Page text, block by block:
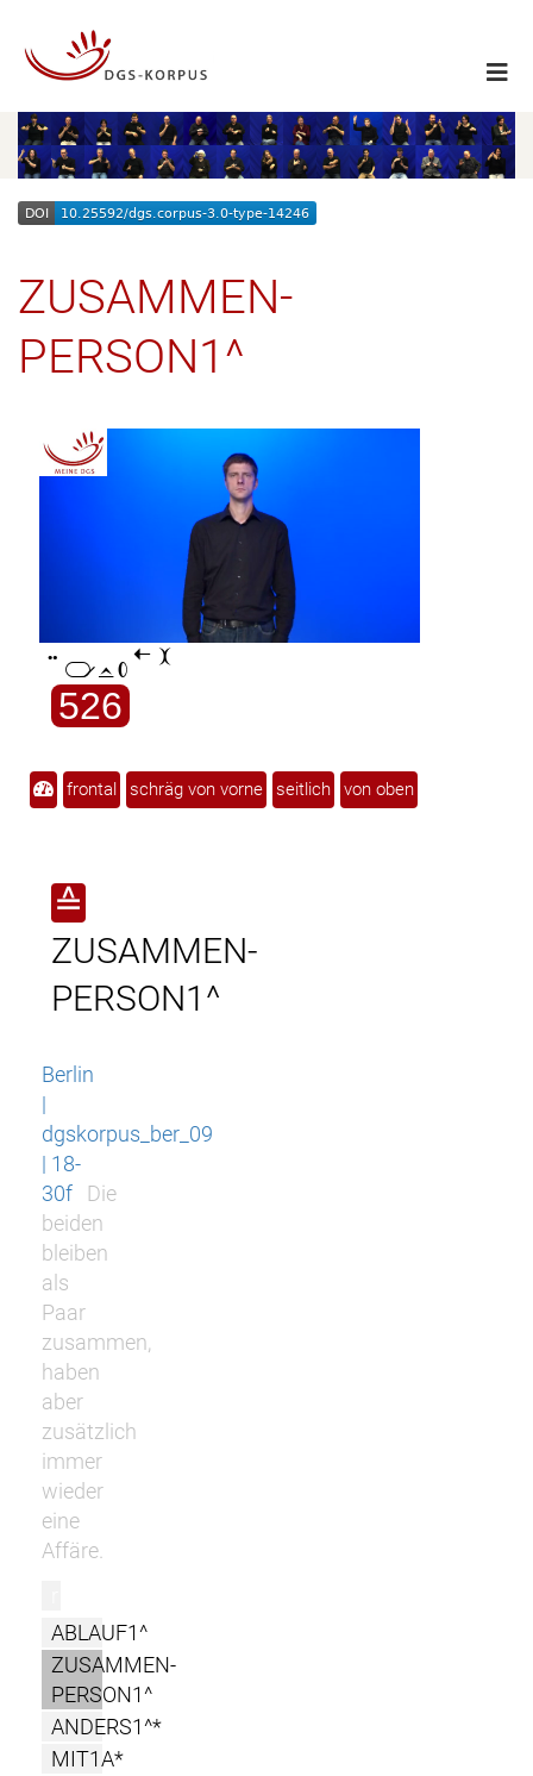
ZUSAMMEN-
PERSON1^

526
frontal schräg von vorne seitlich von oben
≙
ZUSAMMEN-
PERSON1^
Berlin
|
dgskorpus_ber_09
| 18-
30f
Die
beiden
bleiben
als
Paar
zusammen,
haben
aber
zusätzlich
immer
wieder
eine
Affäre.
ABLAUF1^
ZUSAMMEN-
PERSON1^
ANDERS1^*
MIT1A*